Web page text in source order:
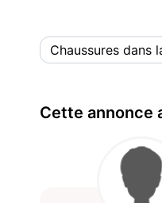
Chaussures dans
Cette annonce